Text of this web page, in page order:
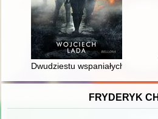
Dwudziestu wspaniałych :
FRYDERYK